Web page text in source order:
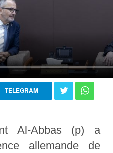
TELEGRAM
Al-Abbas (p) a
allemande de